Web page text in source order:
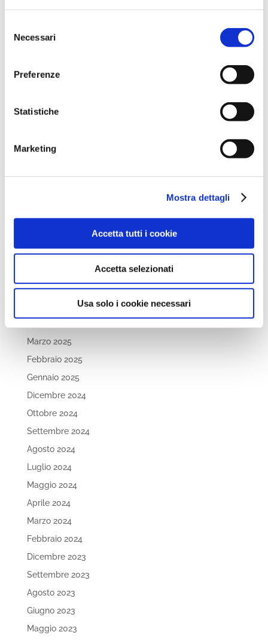
delNecessari
Preferenze
Statistiche
Marketing
Mostra dettagli
Accetta tutti i cookie
Accetta selezionati
Usa solo i cookie necessari
WINS FUTURE TALK Series, Episodio #3 Genitori a
dell’ingegneria con WINS FUTURE TALK Series,
Giugno 2026
Aprile 2026
Febbraio 2026
Settembre 2025
Marzo 2025
Febbraio 2025
Gennaio 2025
Dicembre 2024
Ottobre 2024
Settembre 2024
Agosto 2024
Luglio 2024
Maggio 2024
Aprile 2024
Marzo 2024
Febbraio 2024
Dicembre 2023
Settembre 2023
Agosto 2023
Giugno 2023
Maggio 2023